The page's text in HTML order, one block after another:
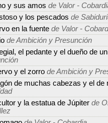
y sus amos de Valor -
y los pescados de
en la fuente de Valor -
de Ambición y Presunción
el pedante y el dueño de
y el zorro de Ambición y
de muchas cabezas y el de
y la estatua de Júpiter de